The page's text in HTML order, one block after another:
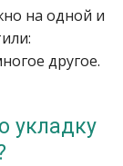
на одной и
другое.
укладку